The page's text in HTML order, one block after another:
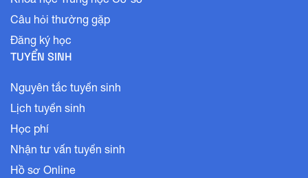
Câu hỏi thường gặp
Đăng ký học
TUYỂN SINH
Nguyên tắc tuyển sinh
Lịch tuyển sinh
Học phí
Nhận tư vấn tuyển sinh
Hồ sơ Online